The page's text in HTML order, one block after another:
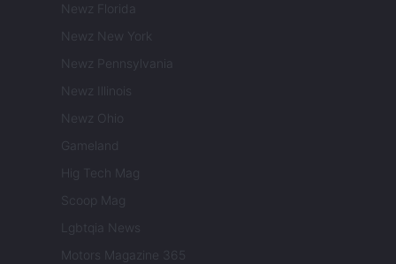
Newz Florida
Newz New York
Newz Pennsylvania
Newz Illinois
Newz Ohio
Gameland
Hig Tech Mag
Scoop Mag
Lgbtqia News
Motors Magazine 365